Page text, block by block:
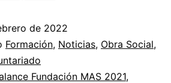
de 2022
Formación, Noticias, Obra Social,
Fundación MAS 2021,